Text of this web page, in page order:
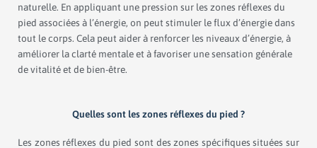
naturelle. En appliquant une pression sur les zones réflexes du
pied associées à l’énergie, on peut stimuler le flux d’énergie dans
tout le corps. Cela peut aider à renforcer les niveaux d’énergie, à
améliorer la clarté mentale et à favoriser une sensation générale
de vitalité et de bien-être.
Quelles sont les zones réflexes du pied ?
Les zones réflexes du pied sont des zones spécifiques situées sur